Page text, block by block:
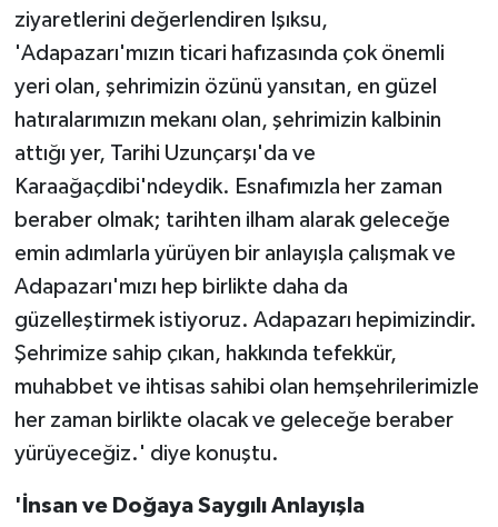
ziyaretlerini değerlendiren Işıksu,
'Adapazarı'mızın ticari hafızasında çok önemli
yeri olan, şehrimizin özünü yansıtan, en güzel
hatıralarımızın mekanı olan, şehrimizin kalbinin
attığı yer, Tarihi Uzunçarşı'da ve
Karaağaçdibi'ndeydik. Esnafımızla her zaman
beraber olmak; tarihten ilham alarak geleceğe
emin adımlarla yürüyen bir anlayışla çalışmak ve
Adapazarı'mızı hep birlikte daha da
güzelleştirmek istiyoruz. Adapazarı hepimizindir.
Şehrimize sahip çıkan, hakkında tefekkür,
muhabbet ve ihtisas sahibi olan hemşehrilerimizle
her zaman birlikte olacak ve geleceğe beraber
yürüyeceğiz.' diye konuştu.
'İnsan ve Doğaya Saygılı Anlayışla